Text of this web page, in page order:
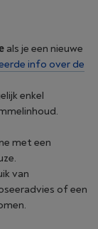
als je een nieuwe
info over de
enkel
met een
van
of een